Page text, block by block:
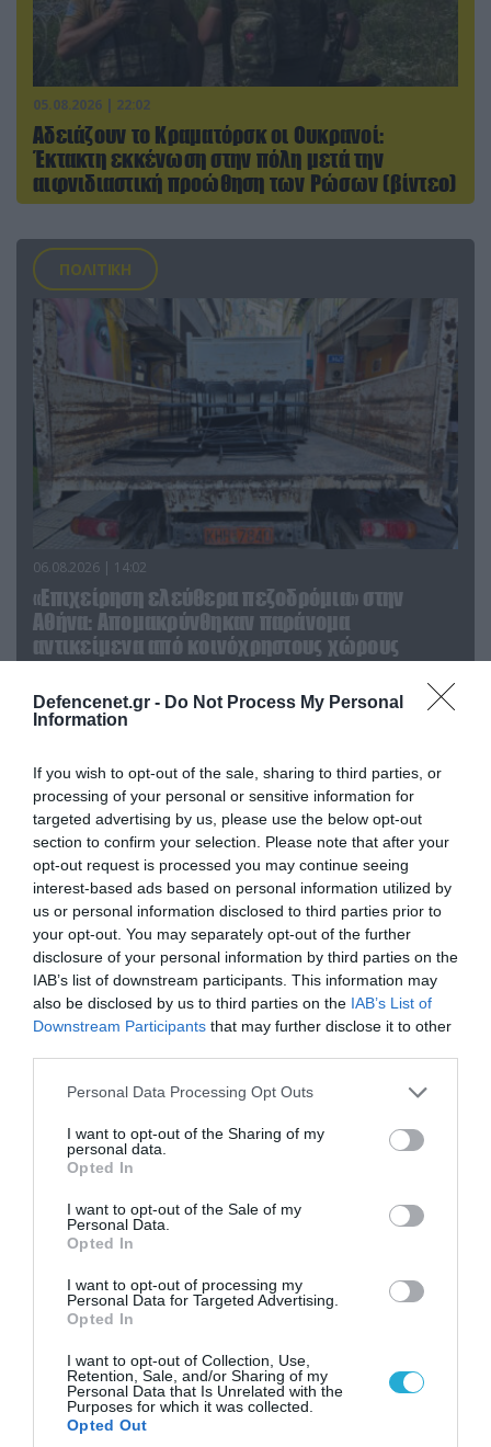
Defencenet.gr - Do Not Process My Personal
Information
If you wish to opt-out of the sale, sharing to third parties, or
processing of your personal or sensitive information for
targeted advertising by us, please use the below opt-out
section to confirm your selection. Please note that after your
opt-out request is processed you may continue seeing
interest-based ads based on personal information utilized by
us or personal information disclosed to third parties prior to
your opt-out. You may separately opt-out of the further
disclosure of your personal information by third parties on the
IAB’s list of downstream participants. This information may
also be disclosed by us to third parties on the IAB’s List of
Downstream Participants that may further disclose it to other
Please note that this website/app uses one or more Google
not limited to your visit or usage behaviour. You may click to
grant or deny consent to Google and its third-party tags to
use your data for below specified purposes in below Google
consent section.
Personal Data Processing Opt Outs
I want to opt-out of the Sharing of my
personal data.
Opted In
I want to opt-out of the Sale of my
Personal Data.
Opted In
I want to opt-out of processing my
Personal Data for Targeted Advertising.
Opted In
I want to opt-out of Collection, Use,
Retention, Sale, and/or Sharing of my
Personal Data that Is Unrelated with the
Purposes for which it was collected.
Opted Out
05.08.2026 | 22:02
Αδειάζουν το Κραματόρσκ οι Ουκρανοί:
Έκτακτη εκκένωση στην πόλη μετά την
αιφνιδιαστική προώθηση των Ρώσων (βίντεο)
ΠΟΛΙΤΙΚΗ
06.08.2026 | 14:02
«Επιχείρηση ελεύθερα πεζοδρόμια» στην
Αθήνα: Απομακρύνθηκαν παράνομα
αντικείμενα από κοινόχρηστους χώρους
06.08.2026 | 09:03
«Οι εντελώς αθώοι»: Η ανάρτηση του Αρκά για
τα ζώα που χάθηκαν στις πυρκαγιές της
Αττικής (φωτο)
04.08.2026 | 15:02
Αυτή την ώρα το τελευταίο «αντίο» στον πρώην
υπουργό Ι.Βαρβιτσιώτη (φωτο)